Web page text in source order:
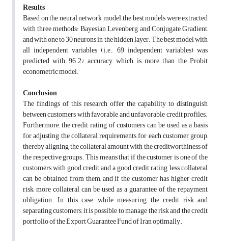
Results
Based on the neural network model, the best models were extracted
with three methods: Bayesian, Levenberg, and Conjugate Gradient,
and with one to 30 neurons in the hidden layer. The best model with
all independent variables (i.e., 69 independent variables) was
predicted with 96.2% accuracy, which is more than the Probit
econometric model.
Conclusion
The findings of this research offer the capability to distinguish
between customers with favorable and unfavorable credit profiles.
Furthermore, the credit rating of customers can be used as a basis
for adjusting the collateral requirements for each customer group,
thereby aligning the collateral amount with the creditworthiness of
the respective groups. This means that if the customer is one of the
customers with good credit and a good credit rating, less collateral
can be obtained from them, and if the customer has higher credit
risk, more collateral can be used as a guarantee of the repayment
obligation. In this case, while measuring the credit risk and
separating customers, it is possible to manage the risk and the credit
portfolio of the Export Guarantee Fund of Iran optimally.